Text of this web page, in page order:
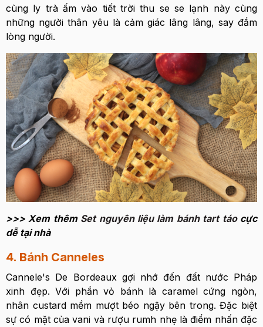
cùng ly trà ấm vào tiết trời thu se se lạnh này cùng
những người thân yêu là cảm giác lâng lâng, say đắm
lòng người.
>>> Xem thêm Set nguyên liệu làm bánh tart táocực
dễ tại nhà
4. Bánh Canneles
Cannele's De Bordeaux gợi nhớ đến đất nước Pháp
xinh đẹp. Với phần vỏ bánh là caramel cứng ngòn,
nhân custard mềm mượt béo ngậy bên trong. Đặc biệt
sự có mặt của vani và rượu rumh nhẹ là điểm nhấn đặc